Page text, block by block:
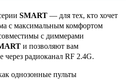
SMART — для тех, кто хочет
с максимальным комфортом
с диммерами
и позволяют вам
через радиоканал RF 2.4G.
однозонные пульты